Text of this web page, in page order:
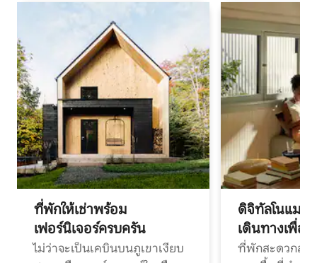
ที่พักให้เช่าพร้อม
เฟอร์นิเจอร์ครบครัน
ไม่ว่าจะเป็นเคบินบนภูเขาเงียบ
ดิจิทัลโนแมด
เดินทางเพื่อ
ที่พักสะดวกสบ